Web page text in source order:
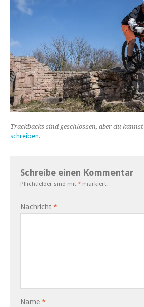
Trackbacks sind geschlossen, aber du kannst
schreiben.
Schreibe einen Kommentar
Pflichtfelder sind mit * markiert.
Nachricht *
Name *